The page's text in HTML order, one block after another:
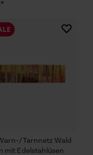
Tarnnetz Wald
mit Edelstahlüsen
zur